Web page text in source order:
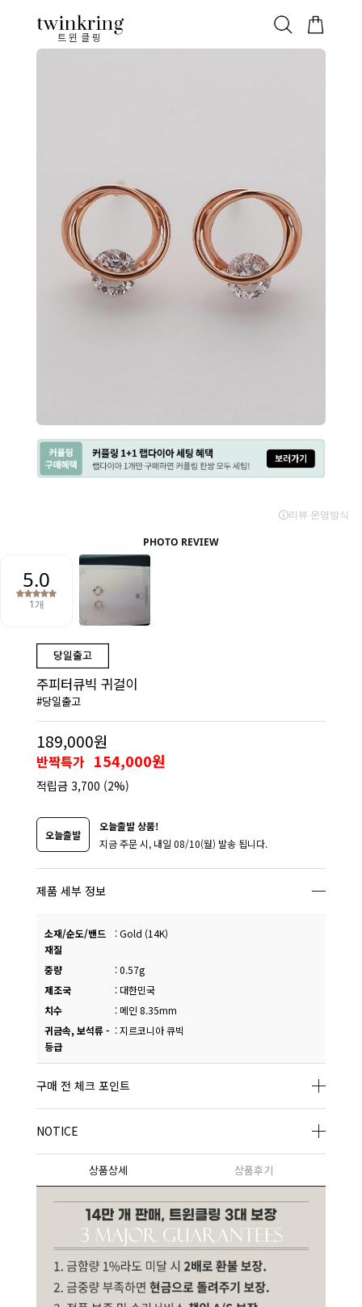
트윈클링
ALL 베스트 안쪽막음 웨딩/다이아 가드링/반지
주피터큐빅 귀걸이
#당일출고
189,000원
반짝특가 154,000원
적립금 3,700 (2%)
오늘출발
오늘출발 상품!
지금 주문 시, 내일 08/10(월) 발송 됩니다.
제품 세부 정보
소재/순도/밴드
재질
:Gold (14K)
중량 :0.57g
제조국
: 대한민국
치수
: 메인 8.35mm
귀금속, 보석류 -
등급
:지르코니아 큐빅
구매 전 체크 포인트
NOTICE
상품상세 상품후기